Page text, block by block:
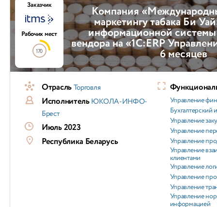
Компания
маркетингу табака Би
информационной системы
вендора на «1С:ERP
6 месяцев
Заказчик
Рабочих мест
170
ОтрасльТорговля
ИсполнительЮКОЛА-ИНФО-
Брест
Июль 2023
Республика Беларусь
Управление
Бухгалтерский
Управление
Управление
Управление
Управление
клиентами
Управление
Управление
Управление
Управление
информацией